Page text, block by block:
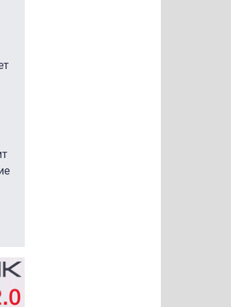
J’son & Partners Consulting, при